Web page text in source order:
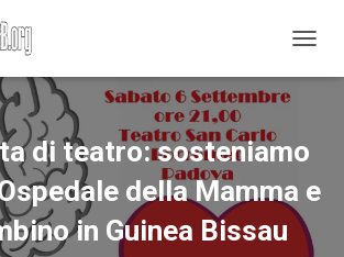
A
A
O
N
di teatro: sosteniamo
della Mamma e
in Guinea Bissau